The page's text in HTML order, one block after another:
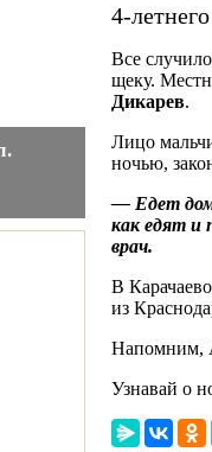
4-
Все
щеку.
Дикарев.
Лицо
ночью,
— Едет
как едят и
врач.
В
из
Напомним,
Узнавай о